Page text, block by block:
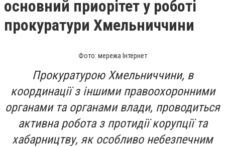
основний приорітет у роботі
прокуратури Хмельниччини
Фото: мережа Інтернет
Прокуратурою Хмельниччини, в
координації з іншими правоохоронними
органами та органами влади, проводиться
активна робота з протидії корупції та
хабарництву, як особливо небезпечним